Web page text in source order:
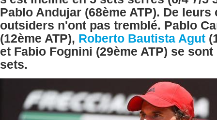
Pablo Andujar (68ème ATP). De leurs
outsiders n'ont pas tremblé. Pablo
(12ème ATP), Roberto Bautista Agut
et Fabio Fognini (29ème ATP) se
sets.